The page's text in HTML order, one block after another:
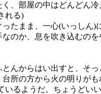
、部屋の中はどんどん冷
れる)
たまま、一心(いっしん)
のか、息を吹き込むの
んからはい出すと、そっ
所の方から火の明りがも
るようだ。ちょうどい